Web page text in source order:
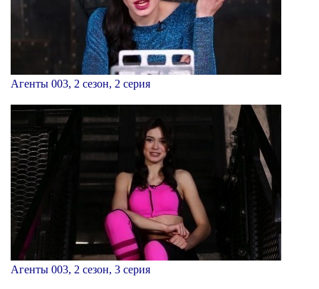
Агенты 003, 2 сезон, 2 серия
Агенты 003, 2 сезон, 3 серия